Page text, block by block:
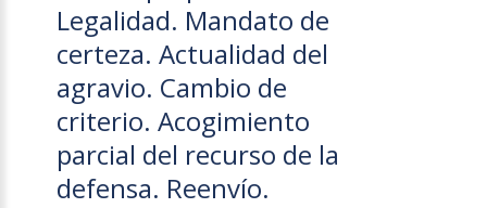
Legalidad. Mandato de
certeza. Actualidad del
agravio. Cambio de
criterio. Acogimiento
parcial del recurso de la
defensa. Reenvío.